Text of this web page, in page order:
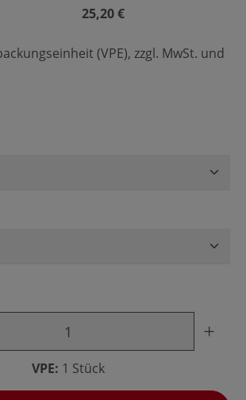
25,20 €
(VPE), zzgl. MwSt. und
VPE: 1 Stück